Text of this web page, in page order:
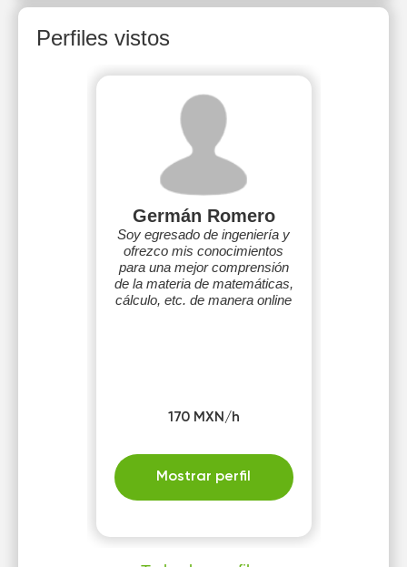
Perfiles vistos
Germán Romero
Soy egresado de ingeniería y
ofrezco mis conocimientos
para una mejor comprensión
de la materia de matemáticas,
cálculo, etc. de manera online
170 MXN/h
Mostrar perfil